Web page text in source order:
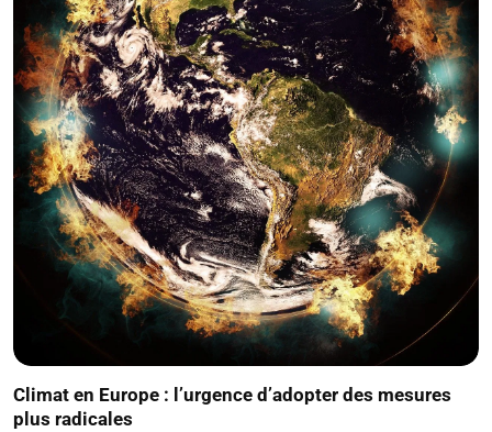
Climat en Europe : l’urgence d’adopter des mesures
plus radicales